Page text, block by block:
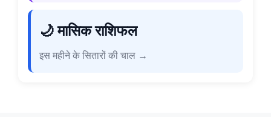
🌙 मासिक राशिफल
इस महीने के सितारों की चाल →